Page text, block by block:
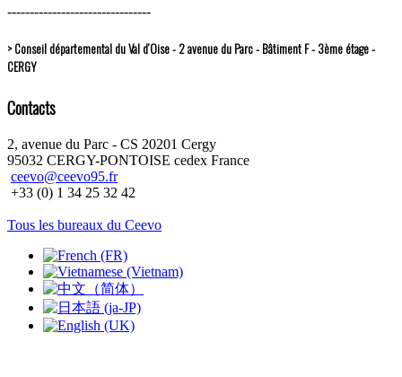
--------------------------------
> Conseil départemental du Val d’Oise - 2 avenue du Parc - Bâtiment F - 3ème étage -
CERGY
Contacts
2, avenue du Parc - CS 20201 Cergy
95032 CERGY-PONTOISE cedex France
ceevo@ceevo95.fr
+33 (0) 1 34 25 32 42
Tous les bureaux du Ceevo